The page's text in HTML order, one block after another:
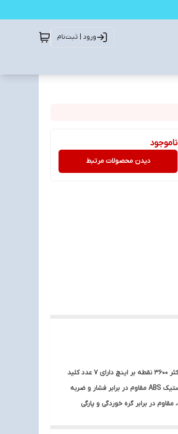
ورود | ثبت‌نام
ناموجود
دیدن محصولات مرتبط
ماوس با سیم مخصوص بازی ارلدام مدل ET-KM15 دارای طراحی ارگونومیک، اتصال باسیم توسط رابط USB مجهز به حسگر اپتیکال با میزان دقت حداکثر 3600 نقطه بر اینچ دارای 7 عدد کلید
فیزیکی با میزان ضربه پذیری 3 میلیون بار کلیک پشتیبانی از اتصال Plug And Play، دارای گواهی استاندارد CE/ FCC بدنه ساخته شده از متریال پلاستیک ABS مقاوم در برابر فشار و ضربه